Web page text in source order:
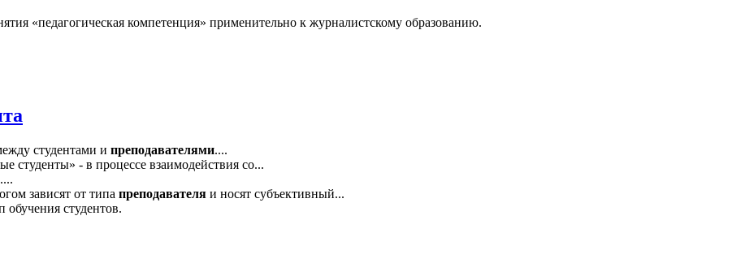
«педагогическая компетенция» применительно к журналистскому образованию.
студентами и преподавателями....
студенты» - в процессе взаимодействия со...
зависят от типа преподавателя и носят субъективный...
обучения студентов.